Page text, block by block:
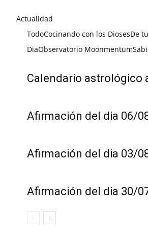
Actualidad
TodoCocinando con los DiosesDe
DiaObservatorio Moonmentum
Calendario astrológico
Afirmación del dia 06/
Afirmación del dia 03/
Afirmación del dia 30/